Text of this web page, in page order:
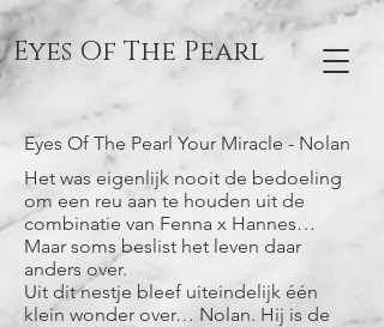
Eyes Of The Pearl
Eyes Of The Pearl Your Miracle - Nolan
Het was eigenlijk nooit de bedoeling
om een reu aan te houden uit de
combinatie van Fenna x Hannes…
Maar soms beslist het leven daar
anders over.
Uit dit nestje bleef uiteindelijk één
klein wonder over… Nolan. Hij is de